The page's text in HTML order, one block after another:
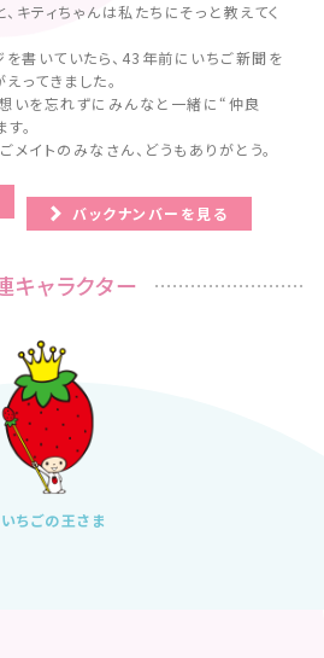
キティちゃんは私たちにそっと教えてく
書いていたら、43年前にいちご新聞を
ってきました。
いを忘れずにみんなと一緒に“仲良
。
メイトのみなさん、どうもありがとう。
バックナンバーを見る
キャラクター
いちごの王さま